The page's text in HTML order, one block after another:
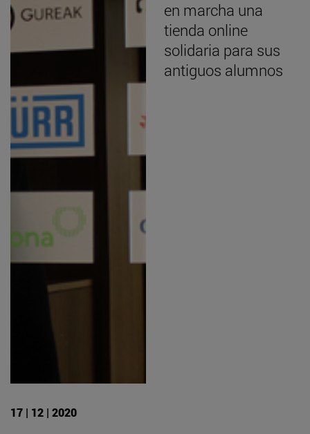
17 | 12 | 2020
en marcha una
tienda online
solidaria para sus
antiguos alumnos